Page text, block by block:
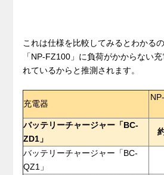
これは仕様を比較してみるとわかる
「NP-FZ100」に負荷がかからない
れているからと推測されます。
充電器
バッテリーチャージャー「BC-
ZD1」
バッテリーチャージャー「BC-
QZ1」